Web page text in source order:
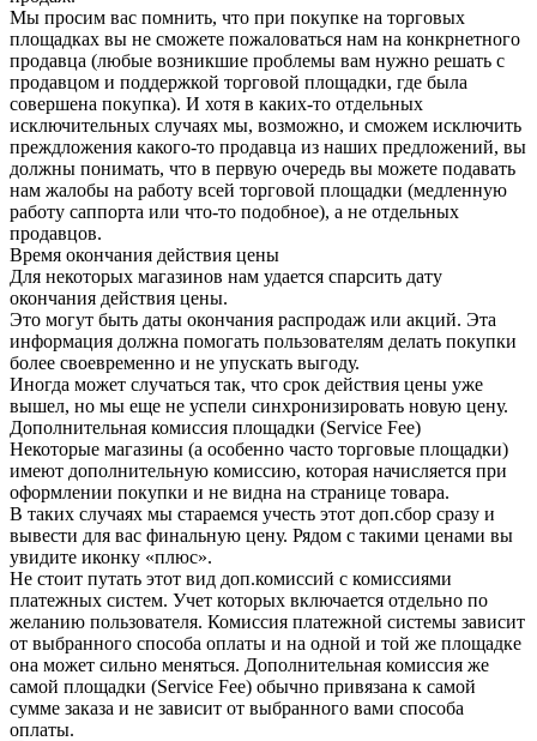
Мы просим вас помнить, что при покупке на торговых
площадках вы не сможете пожаловаться нам на конкрнетного
продавца (любые возникшие проблемы вам нужно решать с
продавцом и поддержкой торговой площадки, где была
совершена покупка). И хотя в каких-то отдельных
исключительных случаях мы, возможно, и сможем исключить
преждложения какого-то продавца из наших предложений, вы
должны понимать, что в первую очередь вы можете подавать
нам жалобы на работу всей торговой площадки (медленную
работу саппорта или что-то подобное), а не отдельных
продавцов.
Время окончания действия цены
Для некоторых магазинов нам удается спарсить дату
окончания действия цены.
Это могут быть даты окончания распродаж или акций. Эта
информация должна помогать пользователям делать покупки
более своевременно и не упускать выгоду.
Иногда может случаться так, что срок действия цены уже
вышел, но мы еще не успели синхронизировать новую цену.
Дополнительная комиссия площадки (Service Fee)
Некоторые магазины (а особенно часто торговые площадки)
имеют дополнительную комиссию, которая начисляется при
оформлении покупки и не видна на странице товара.
В таких случаях мы стараемся учесть этот доп.сбор сразу и
вывести для вас финальную цену. Рядом с такими ценами вы
увидите иконку «плюс».
Не стоит путать этот вид доп.комиссий с комиссиями
платежных систем. Учет которых включается отдельно по
желанию пользователя. Комиссия платежной системы зависит
от выбранного способа оплаты и на одной и той же площадке
она может сильно меняться. Дополнительная комиссия же
самой площадки (Service Fee) обычно привязана к самой
сумме заказа и не зависит от выбранного вами способа
оплаты.